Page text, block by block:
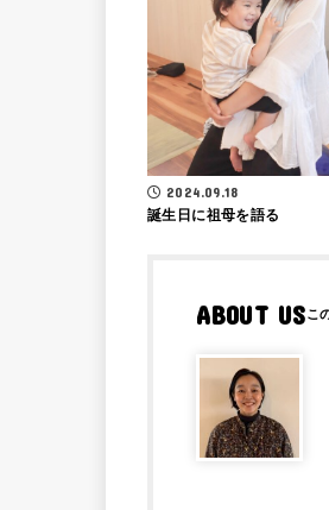
2024.09.18
誕生日に祖母を語る
ABOUT US